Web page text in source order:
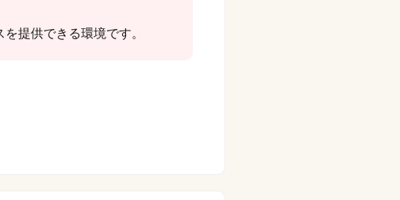
提供できる環境です。